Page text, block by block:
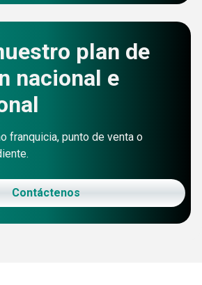
plan de
nacional e
franquicia, punto de venta o
Contáctenos